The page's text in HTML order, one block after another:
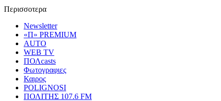
Περισσοτερα
Newsletter
«Π» PREMIUM
AUTO
WEB TV
ΠΟΛcasts
Φωτογραφιες
Καιρος
POLIGNOSI
ΠΟΛΙΤΗΣ 107.6 FM